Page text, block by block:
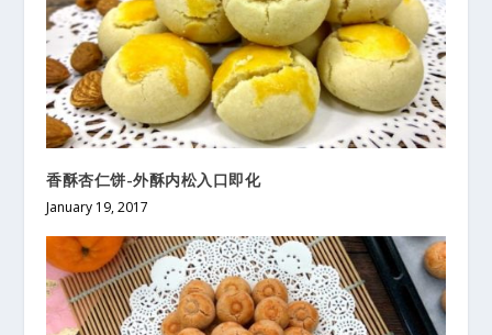
香酥杏仁饼-外酥内松入口即化
January 19, 2017